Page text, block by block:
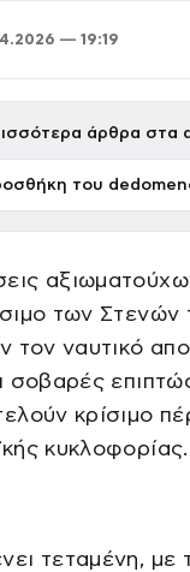
— 19:19
άρθρα στα
του
των
τον ναυτικό
σοβαρές
κρίσιμο
κυκλοφορίας.
τεταμένη, με